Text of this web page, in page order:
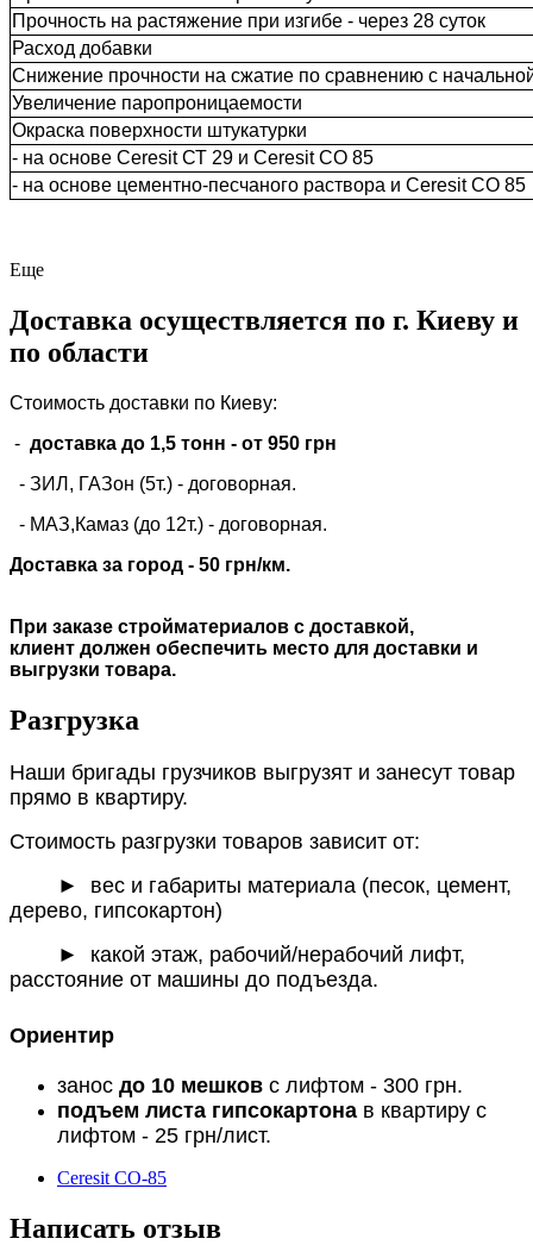
Прочность на растяжение при изгибе - через 28 суток
Расход добавки
Снижение прочности на сжатие по сравнению с
Увеличение паропроницаемости
Окраска поверхности штукатурки
- на основе Ceresit СТ 29 и Ceresit СО 85
- на основе цементно-песчаного раствора и Ceresit СО 85
Еще
Доставка осуществляется по г. Киеву и
по области
Стоимость доставки по Киеву:
- доставка до 1,5 тонн - от 950 грн
- ЗИЛ, ГАЗон (5т.) - договорная.
- МАЗ,Камаз (до 12т.) - договорная.
Доставка за город - 50 грн/км.
При заказе стройматериалов с доставкой,
клиент должен обеспечить место для доставки и
выгрузки товара.
Разгрузка
Наши бригады грузчиков выгрузят и занесут товар
прямо в квартиру.
Стоимость разгрузки товаров зависит от:
►
вес и габариты материала (песок, цемент,
дерево, гипсокартон)
► какой этаж, рабочий/нерабочий лифт,
расстояние от машины до подъезда.
Ориентир
занос до 10 мешков с лифтом - 300 грн.
подъем листа гипсокартона в квартиру с
лифтом - 25 грн/лист.
Ceresit CO-85
Написать отзыв